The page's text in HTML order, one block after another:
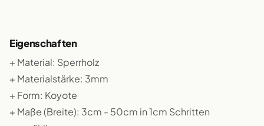
Eigenschaften
+ Material: Sperrholz
+ Materialstärke: 3mm
+ Form: Koyote
+ Maße (Breite): 3cm - 50cm in 1cm Schritten